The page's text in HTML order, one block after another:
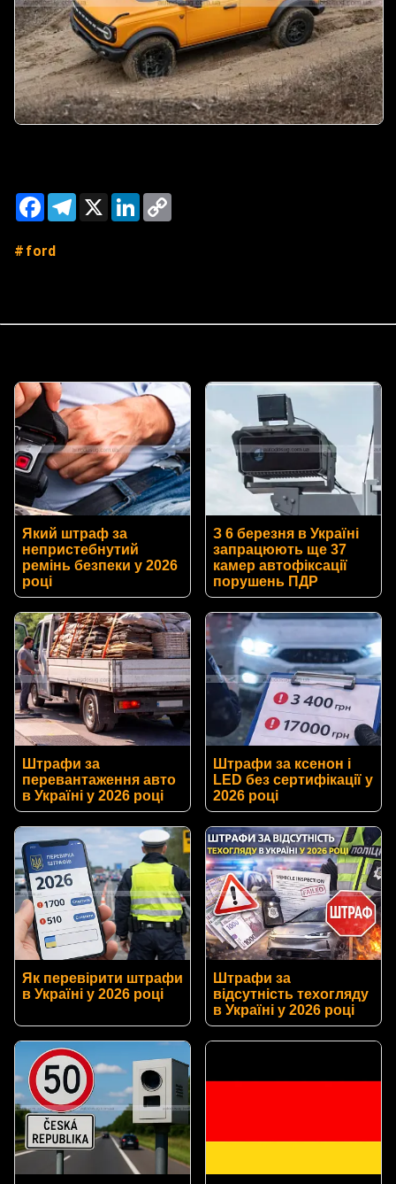
FacebookTelegram
X LinkedIn
ford
Який штраф за
непристебнутий
ремінь безпеки у 2026
році
З 6 березня в Україні
запрацюють ще 37
камер автофіксації
порушень ПДР
Штрафи за
перевантаження авто
в Україні у 2026 році
Штрафи за ксенон і
LED без сертифікації у
2026 році
Як перевірити штрафи
в Україні у 2026 році
Штрафи за
відсутність техогляду
в Україні у 2026 році